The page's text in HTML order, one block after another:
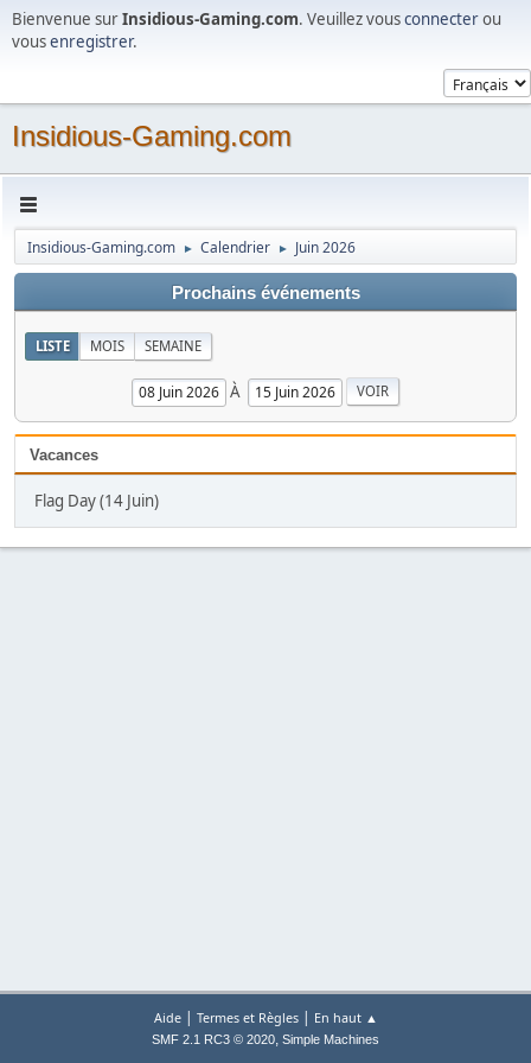
Bienvenue surInsidious-Gaming.com. Veuillez vousconnecterou
vousenregistrer.
Insidious-Gaming.com
Insidious-Gaming.com ► Calendrier ► Juin 2026
Prochains événements
LISTE MOIS SEMAINE
À
Vacances
Flag Day (14 Juin)
Aide| Termes et Règles| En haut ▲
SMF 2.1 RC3 © 2020, Simple Machines